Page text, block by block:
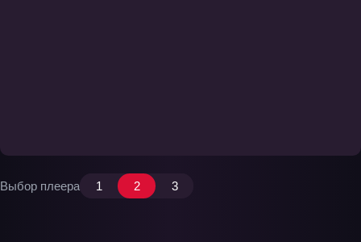
Выбор плеера 1 2 3